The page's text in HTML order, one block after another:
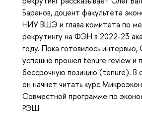
Баранов, доцент факультета
НИУ ВШЭ и глава комитета по
рекрутингу на ФЭН в 2022-23
году. Пока готовилось интервью,
успешно прошел tenure review и
бессрочную позицию (tenure). В
он начнет читать курс
Совместной программе по
РЭШ